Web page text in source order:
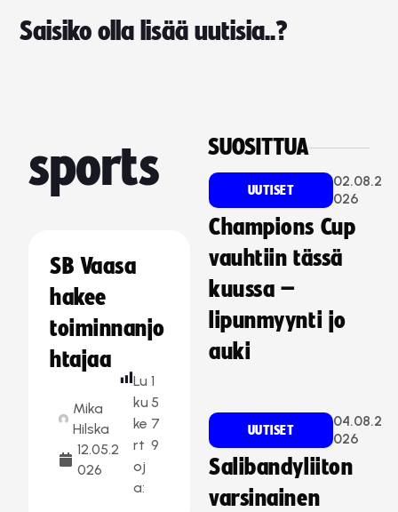
Saisiko olla lisää uutisia..?
sports
SB Vaasa
hakee
toiminnanjo
htajaa
Mika
Hilska
12.05.2
026
Lu
ku
ke
rt
oj
a:
1
5
7
9
SUOSITTUA
UUTISET
02.08.2
026
Champions Cup
vauhtiin tässä
kuussa –
lipunmyynti jo
auki
UUTISET
04.08.2
026
Salibandyliiton
varsinainen